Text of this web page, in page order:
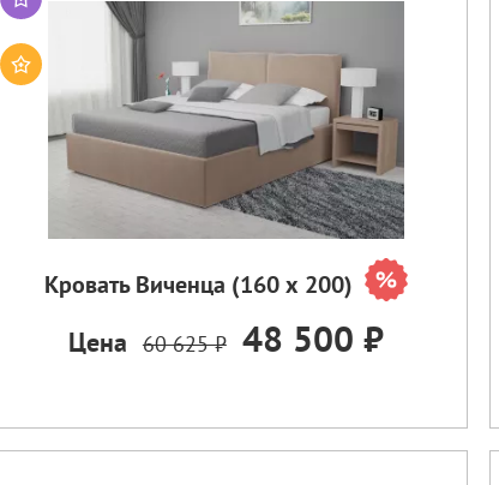
Кровать Виченца (160 х 200)
Цена 60 625 ₽ 48 500 ₽